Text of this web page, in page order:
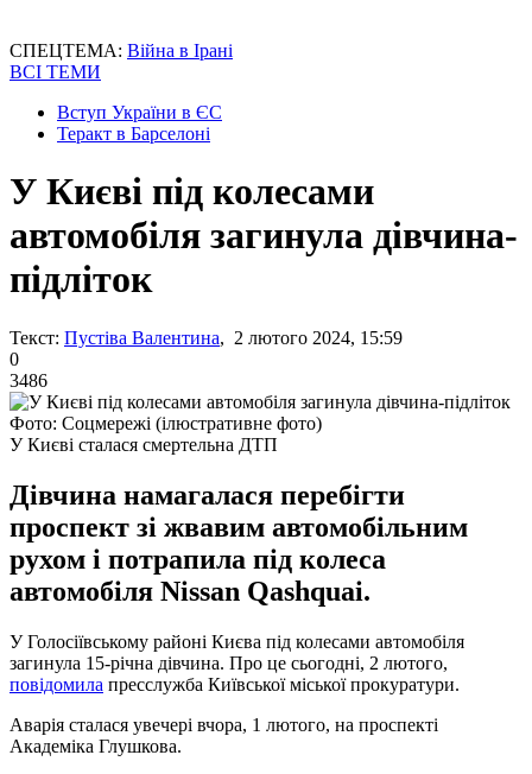
СПЕЦТЕМА: Війна в Ірані
ВСІ ТЕМИ
Вступ України в ЄС
Теракт в Барселоні
У Києві під колесами
автомобіля загинула дівчина-
підліток
Текст: Пустіва Валентина, 2 лютого 2024, 15:59
0
3486
Фото: Соцмережі (ілюстративне фото)
У Києві сталася смертельна ДТП
Дівчина намагалася перебігти
проспект зі жвавим автомобільним
рухом і потрапила під колеса
автомобіля Nissan Qashquai.
У Голосіївському районі Києва під колесами автомобіля
загинула 15-річна дівчина. Про це сьогодні, 2 лютого,
повідомила пресслужба Київської міської прокуратури.
Аварія сталася увечері вчора, 1 лютого, на проспекті
Академіка Глушкова.